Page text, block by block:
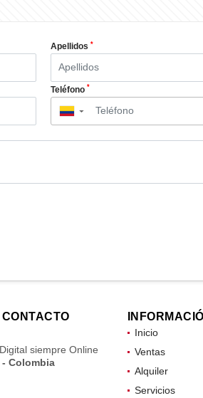
Apellidos *
Teléfono *
▼
siempre Online
Colombia
Inicio
Ventas
Alquiler
Servicios